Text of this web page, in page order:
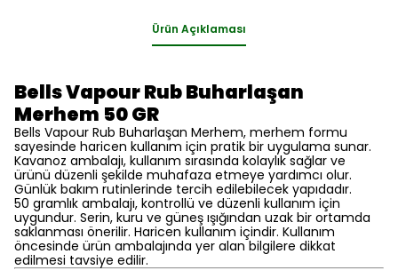
Ürün Açıklaması
Bells Vapour Rub Buharlaşan
Merhem 50 GR
Bells Vapour Rub Buharlaşan Merhem, merhem formu
sayesinde haricen kullanım için pratik bir uygulama sunar.
Kavanoz ambalajı, kullanım sırasında kolaylık sağlar ve
ürünü düzenli şekilde muhafaza etmeye yardımcı olur.
Günlük bakım rutinlerinde tercih edilebilecek yapıdadır.
50 gramlık ambalajı, kontrollü ve düzenli kullanım için
uygundur. Serin, kuru ve güneş ışığından uzak bir ortamda
saklanması önerilir. Haricen kullanım içindir. Kullanım
öncesinde ürün ambalajında yer alan bilgilere dikkat
edilmesi tavsiye edilir.